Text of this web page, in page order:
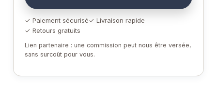
✓ Paiement sécurisé✓ Livraison rapide
✓ Retours gratuits
Lien partenaire : une commission peut nous être versée,
sans surcoût pour vous.